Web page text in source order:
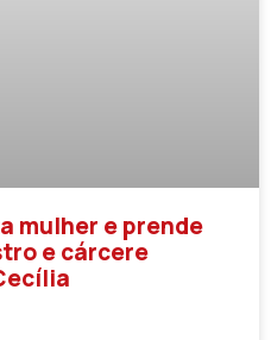
mulher e prende
e cárcere